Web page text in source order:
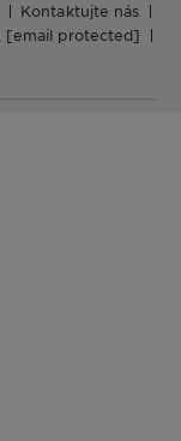
kontaktujte nás
[email protected]